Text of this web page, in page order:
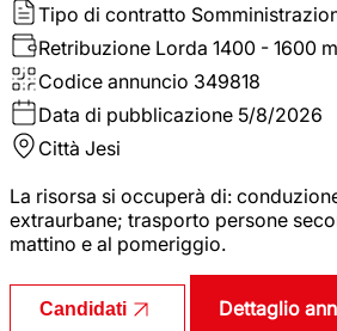
Tipo di contratto
Retribuzione Lorda 1400 - 1600
Codice annuncio 349818
Data di pubblicazione 5/8/2026
Città Jesi
La risorsa si occuperà di:
extraurbane; trasporto persone
mattino e al pomeriggio.
Candidati Dettaglio